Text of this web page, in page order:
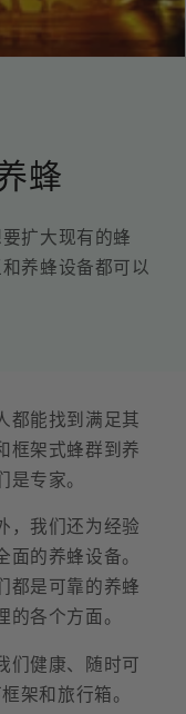
蜂
扩大现有的蜂
养蜂设备都可以
都能找到满足其
框架式蜂群到养
专家。
，我们还为经验
的养蜂设备。
都是可靠的养蜂
各个方面。
们健康、随时可
架和旅行箱。